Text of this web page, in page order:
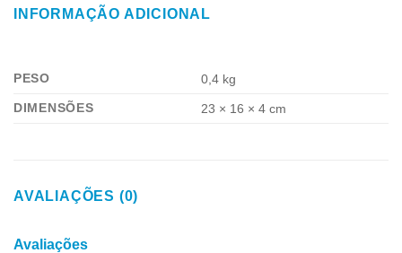
INFORMAÇÃO ADICIONAL
PESO
0,4 kg
DIMENSÕES
23 × 16 × 4 cm
AVALIAÇÕES (0)
Avaliações